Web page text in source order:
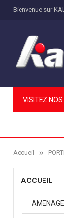
Bienvenue sur
VISITEZ NOS
Accueil
ACCUEIL